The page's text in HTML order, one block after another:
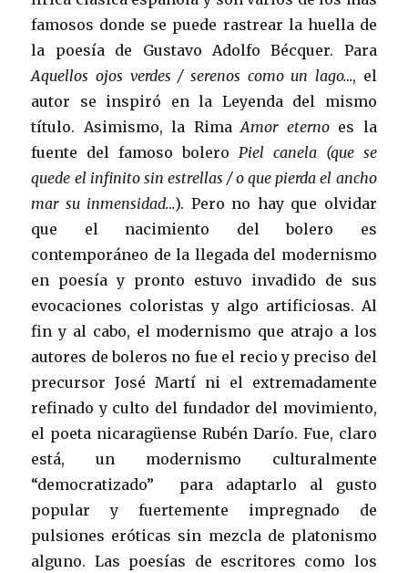
famosos donde se puede rastrear la huella de
la poesía de Gustavo Adolfo Bécquer. Para
Aquellos ojos verdes / serenos como un lago…, el
autor se inspiró en la Leyenda del mismo
título. Asimismo, la RimaAmor eternoes la
fuente del famoso bolero Piel canela (que se
quede el infinito sin estrellas / o que pierda el ancho
mar su inmensidad…). Pero no hay que olvidar
que el nacimiento del bolero es
contemporáneo de la llegada del modernismo
en poesía y pronto estuvo invadido de sus
evocaciones coloristas y algo artificiosas. Al
fin y al cabo, el modernismo que atrajo a los
autores de boleros no fue el recio y preciso del
precursor José Martí ni el extremadamente
refinado y culto del fundador del movimiento,
el poeta nicaragüense Rubén Darío. Fue, claro
está, un modernismo culturalmente
“democratizado” para adaptarlo al gusto
popular y fuertemente impregnado de
pulsiones eróticas sin mezcla de platonismo
alguno. Las poesías de escritores como los